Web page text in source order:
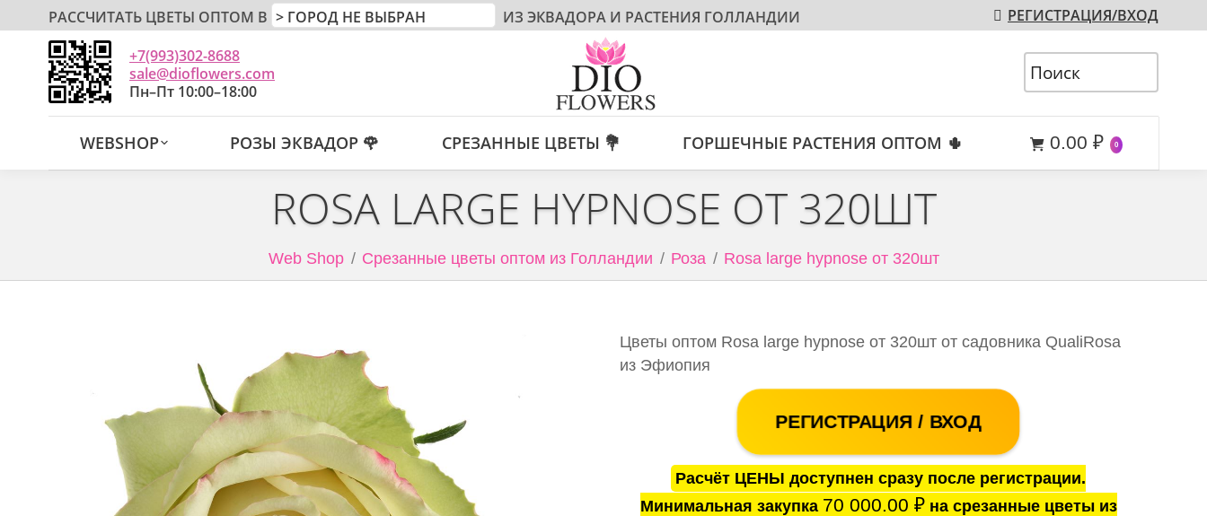
РАССЧИТАТЬ ЦВЕТЫ ОПТОМ В ИЗ ЭКВАДОРА И РАСТЕНИЯ ГОЛЛАНДИИ РЕГИСТРАЦИЯ/ВХОД
+7(993)302-8688
sale@dioflowers.com
Пн–Пт 10:00–18:00
WEBSHOP РОЗЫ ЭКВАДОР 🌹 СРЕЗАННЫЕ ЦВЕТЫ 💐 ГОРШЕЧНЫЕ РАСТЕНИЯ ОПТОМ 🌵 0.00 ₽ 0
ROSA LARGE HYPNOSE ОТ 320ШТ
Web Shop Срезанные цветы оптом из Голландии Роза Rosa large hypnose от 320шт
Цветы оптом Rosa large hypnose от 320шт от садовника QualiRosa
из Эфиопия
РЕГИСТРАЦИЯ / ВХОД
Расчёт ЦЕНЫ доступнен сразу после регистрации.
Минимальная закупка 70 000.00 ₽на срезанные цветы из